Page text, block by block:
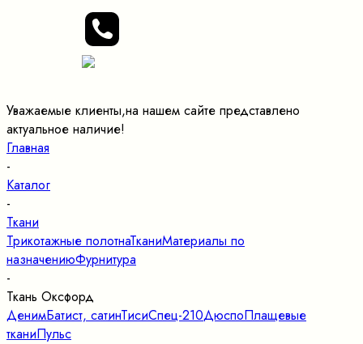
Уважаемые клиенты,на нашем сайте представлено
актуальное наличие!
Главная
-
Каталог
-
Ткани
Трикотажные полотнаТканиМатериалы по
назначениюФурнитура
-
Ткань Оксфорд
ДенимБатист, сатинТисиСпец-210ДюспоПлащевые
тканиПульс